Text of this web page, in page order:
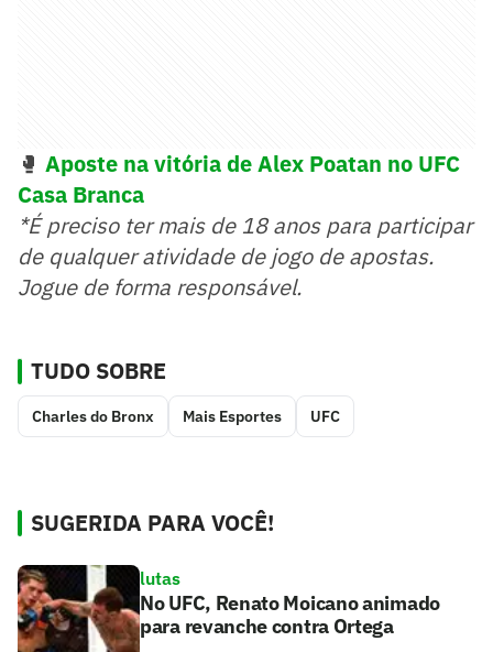
🥊 Aposte na vitória de Alex Poatan no UFC
Casa Branca
*É preciso ter mais de 18 anos para participar
de qualquer atividade de jogo de apostas.
Jogue de forma responsável.
TUDO SOBRE
Charles do Bronx Mais Esportes UFC
SUGERIDA PARA VOCÊ!
lutas
No UFC, Renato Moicano animado
para revanche contra Ortega